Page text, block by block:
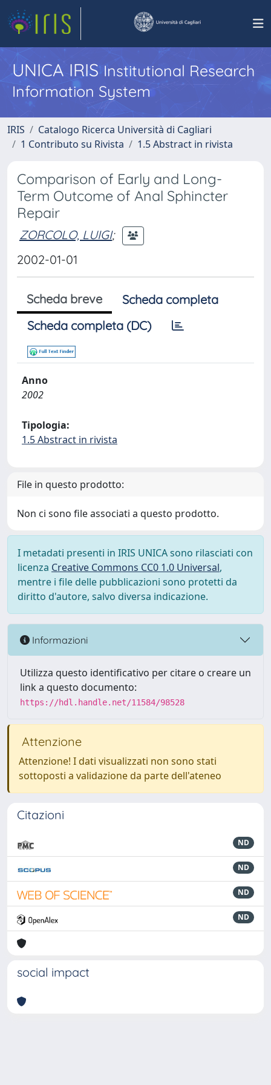
UNICA IRISInstitutional Research
Information System
IRIS
Catalogo Ricerca Università di Cagliari
1 Contributo su Rivista
1.5 Abstract in rivista
Comparison of Early and Long-
Term Outcome of Anal Sphincter
Repair
ZORCOLO, LUIGI;
2002-01-01
Scheda breve
Scheda completa
Scheda completa (DC)
Anno
2002
Tipologia:
1.5 Abstract in rivista
File in questo prodotto:
Non ci sono file associati a questo prodotto.
I metadati presenti in IRIS UNICA sono rilasciati con
licenza Creative Commons CC0 1.0 Universal,
mentre i file delle pubblicazioni sono protetti da
diritto d'autore, salvo diversa indicazione.
Informazioni
Utilizza questo identificativo per citare o creare un
link a questo documento:
https://hdl.handle.net/11584/98528
Attenzione
Attenzione! I dati visualizzati non sono stati
sottoposti a validazione da parte dell'ateneo
Citazioni
ND
ND
ND
ND
social impact